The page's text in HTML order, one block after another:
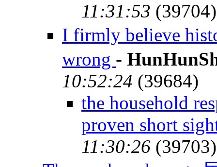
11:31:53 (39704)
I firmly believe
wrong -
10:52:24 (39684)
the household
proven short
11:30:26 (39703)